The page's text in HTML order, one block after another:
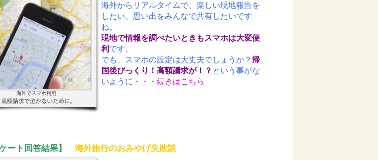
海外からリアルタイムで、楽しい現地報告を
したい、思い出をみんなで共有したいです
ね。
現地で情報を調べたいときもスマホは大変便
利 です。
でも、スマホの設定は大丈夫でしょうか？ 帰
国後びっくり！高額請求が！？ という事がな
いように ・・・ 続きはこちら
ート回答結果】 海外旅行のおみやげ失敗談